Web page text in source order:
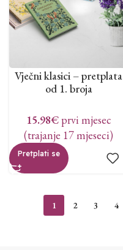
Vječni klasici – pretplata
od 1. broja
15.98€prvi mjesec
(trajanje 17 mjeseci)
Pretplati se
1 2 3 4